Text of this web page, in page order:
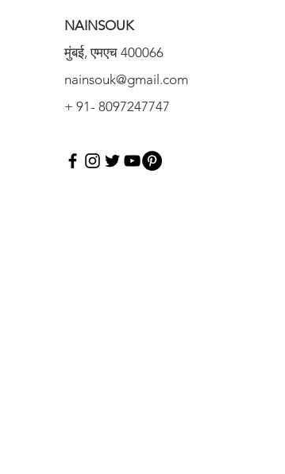
NAINSOUK
मुंबई, एमएच 400066
nainsouk@gmail.com
+ 91- 8097247747